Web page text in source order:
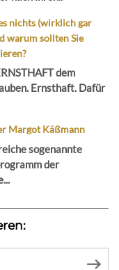
nichts (wirklich gar
warum sollten Sie
dem
Ernsthaft. Dafür
Margot Käßmann
sogenannte
der